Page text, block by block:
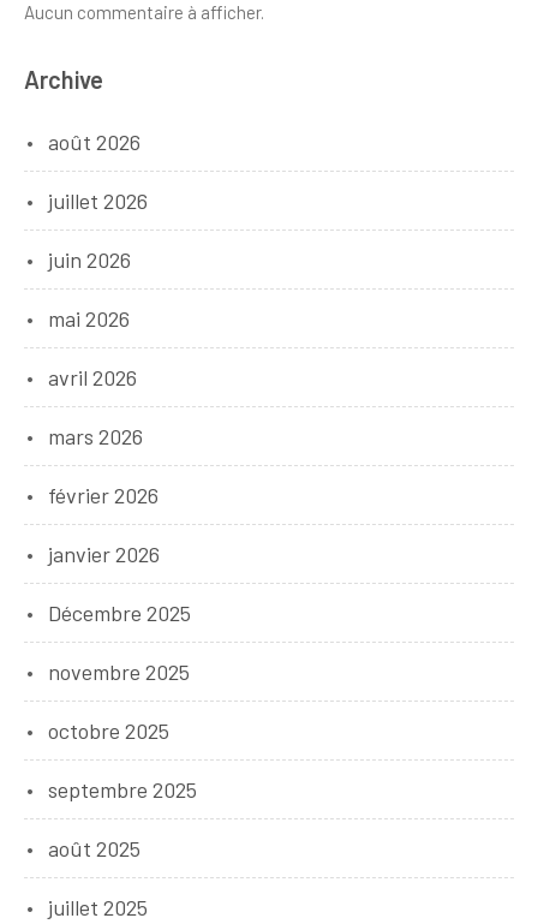
Aucun commentaire à afficher.
Archive
août 2026
juillet 2026
juin 2026
mai 2026
avril 2026
mars 2026
février 2026
janvier 2026
Décembre 2025
novembre 2025
octobre 2025
septembre 2025
août 2025
juillet 2025